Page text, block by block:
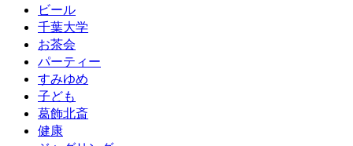
ビール
千葉大学
お茶会
パーティー
すみゆめ
子ども
葛飾北斎
健康